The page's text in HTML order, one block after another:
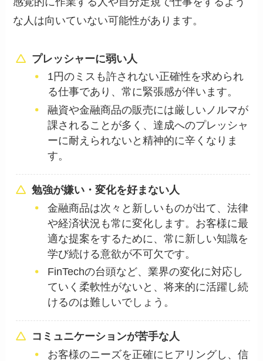
な人は向いていない可能性があります。
プレッシャーに弱い人
1円のミスも許されない正確性を求められ
る仕事であり、常に緊張感が伴います。
融資や金融商品の販売には厳しいノルマが
課されることが多く、達成へのプレッシャ
ーに耐えられないと精神的に辛くなりま
す。
勉強が嫌い・変化を好まない人
金融商品は次々と新しいものが出て、法律
や経済状況も常に変化します。お客様に最
適な提案をするために、常に新しい知識を
学び続ける意欲が不可欠です。
FinTechの台頭など、業界の変化に対応し
ていく柔軟性がないと、将来的に活躍し続
けるのは難しいでしょう。
コミュニケーションが苦手な人
お客様のニーズを正確にヒアリングし、信